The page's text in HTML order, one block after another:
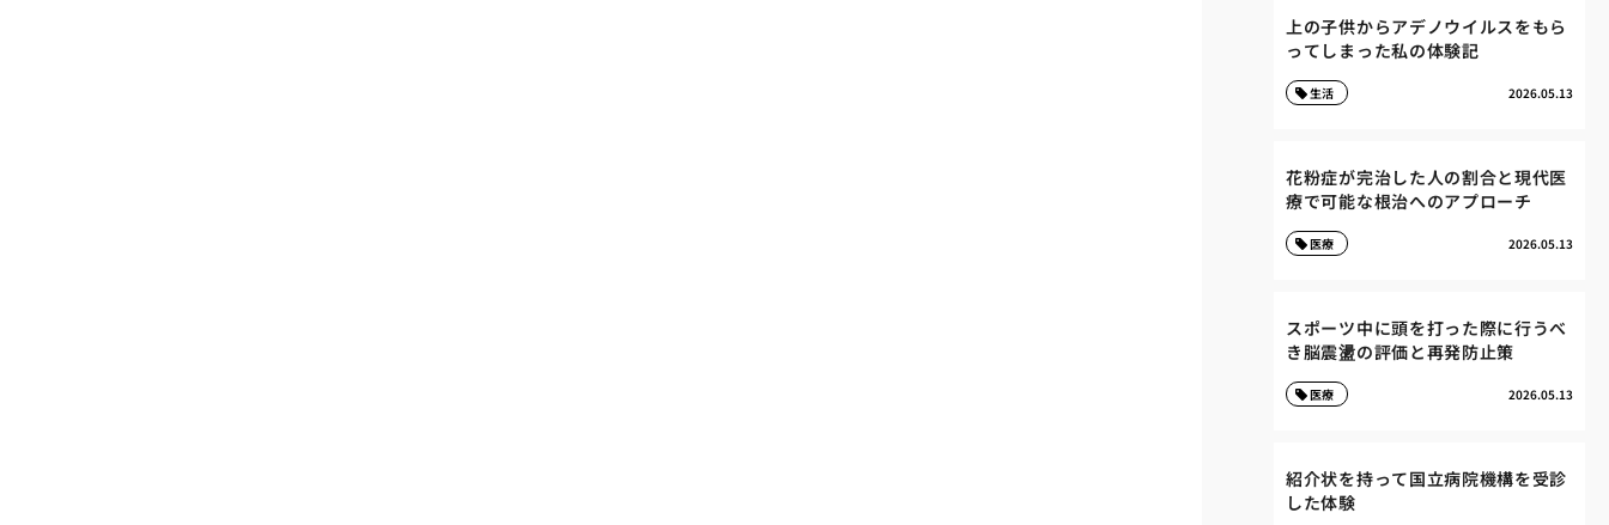
上の子供からアデノウイルスをもら
ってしまった私の体験記
2026.05.13
生活
花粉症が完治した人の割合と現代医
療で可能な根治へのアプローチ
2026.05.13
医療
スポーツ中に頭を打った際に行うべ
き脳震盪の評価と再発防止策
2026.05.13
医療
紹介状を持って国立病院機構を受診
した体験